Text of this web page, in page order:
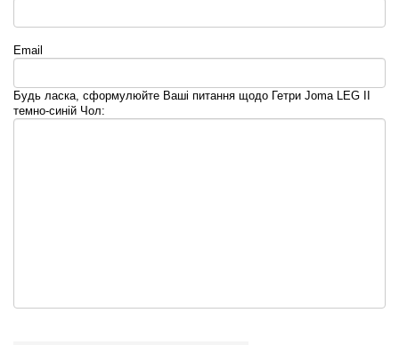
Email
Будь ласка, сформулюйте Ваші питання щодо Гетри Joma LEG II
темно-синій Чол: